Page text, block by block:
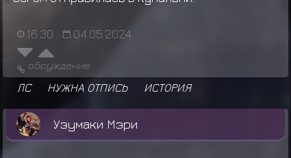
16:30 04.05.2024
обсуждение
ЛС НУЖНА ОТПИСЬ ИСТОРИЯ
Узумаки Мэри